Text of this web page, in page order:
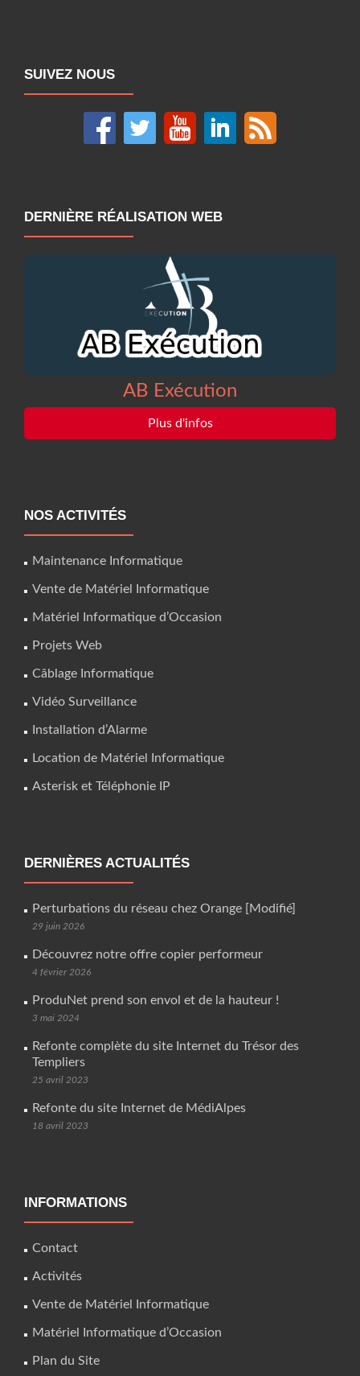
SUIVEZ NOUS
DERNIÈRE RÉALISATION WEB
AB Exécution
Plus d'infos
NOS ACTIVITÉS
Maintenance Informatique
Vente de Matériel Informatique
Matériel Informatique d’Occasion
Projets Web
Câblage Informatique
Vidéo Surveillance
Installation d’Alarme
Location de Matériel Informatique
Asterisk et Téléphonie IP
DERNIÈRES ACTUALITÉS
Perturbations du réseau chez Orange [Modifié]
29 juin 2026
Découvrez notre offre copier performeur
4 février 2026
ProduNet prend son envol et de la hauteur !
3 mai 2024
Refonte complète du site Internet du Trésor des
Templiers
25 avril 2023
Refonte du site Internet de MédiAlpes
18 avril 2023
INFORMATIONS
Contact
Activités
Vente de Matériel Informatique
Matériel Informatique d’Occasion
Plan du Site